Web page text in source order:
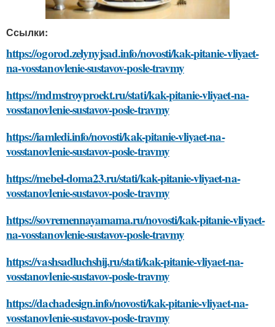
Ссылки:
https://ogorod.zelynyjsad.info/novosti/kak-pitanie-vliyaet-
na-vosstanovlenie-sustavov-posle-travmy
https://mdmstroyproekt.ru/stati/kak-pitanie-vliyaet-na-
vosstanovlenie-sustavov-posle-travmy
https://iamledi.info/novosti/kak-pitanie-vliyaet-na-
vosstanovlenie-sustavov-posle-travmy
https://mebel-doma23.ru/stati/kak-pitanie-vliyaet-na-
vosstanovlenie-sustavov-posle-travmy
https://sovremennayamama.ru/novosti/kak-pitanie-vliyaet-
na-vosstanovlenie-sustavov-posle-travmy
https://vashsadluchshij.ru/stati/kak-pitanie-vliyaet-na-
vosstanovlenie-sustavov-posle-travmy
https://dachadesign.info/novosti/kak-pitanie-vliyaet-na-
vosstanovlenie-sustavov-posle-travmy